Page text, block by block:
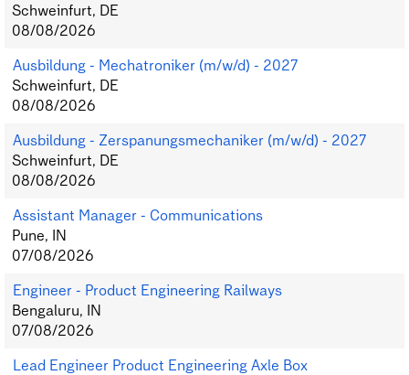
Schweinfurt, DE
08/08/2026
Ausbildung - Mechatroniker (m/w/d) - 2027
Schweinfurt, DE
08/08/2026
Ausbildung - Zerspanungsmechaniker (m/w/d) - 2027
Schweinfurt, DE
08/08/2026
Assistant Manager - Communications
Pune, IN
07/08/2026
Engineer - Product Engineering Railways
Bengaluru, IN
07/08/2026
Lead Engineer Product Engineering Axle Box